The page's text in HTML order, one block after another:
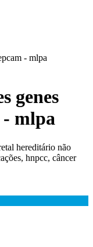
- mlpa
genes
- mlpa
hereditário não
hnpcc, câncer